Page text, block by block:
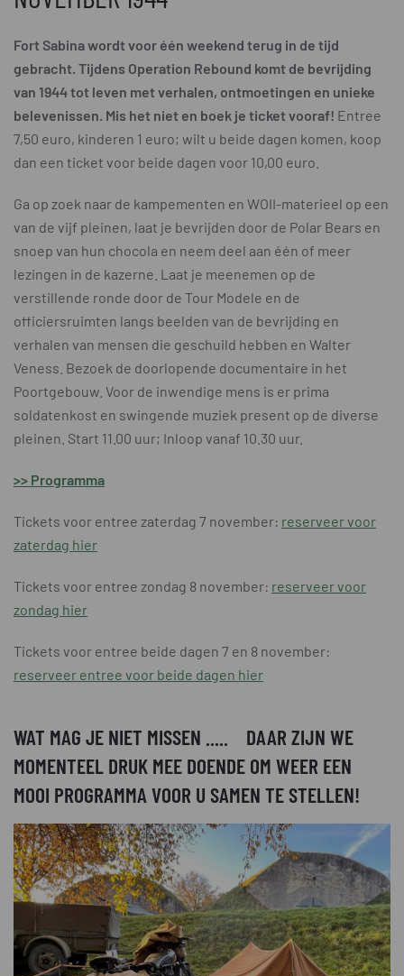
Fort Sabina wordt voor één weekend terug in de tijd
gebracht. Tijdens Operation Rebound komt de bevrijding
van 1944 tot leven met verhalen, ontmoetingen en unieke
belevenissen. Mis het niet en boek je ticket vooraf! Entree
7,50 euro, kinderen 1 euro; wilt u beide dagen komen, koop
dan een ticket voor beide dagen voor 10,00 euro.
Ga op zoek naar de kampementen en WOII-materieel op een
van de vijf pleinen, laat je bevrijden door de Polar Bears en
snoep van hun chocola en neem deel aan één of meer
lezingen in de kazerne. Laat je meenemen op de
verstillende ronde door de Tour Modele en de
officiersruimten langs beelden van de bevrijding en
verhalen van mensen die geschuild hebben en Walter
Veness. Bezoek de doorlopende documentaire in het
Poortgebouw. Voor de inwendige mens is er prima
soldatenkost en swingende muziek present op de diverse
pleinen. Start 11.00 uur; Inloop vanaf 10.30 uur.
>> Programma
Tickets voor entree zaterdag 7 november: reserveer voor
zaterdag hier
Tickets voor entree zondag 8 november: reserveer voor
zondag hier
Tickets voor entree beide dagen 7 en 8 november:
reserveer entree voor beide dagen hier
WAT MAG JE NIET MISSEN ..... DAAR ZIJN WE
MOMENTEEL DRUK MEE DOENDE OM WEER EEN
MOOI PROGRAMMA VOOR U SAMEN TE STELLEN!